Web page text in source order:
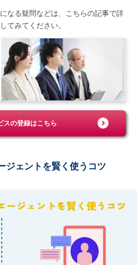
なる疑問などは、こちらの記事で詳
てみてください。
スの登録はこちら
ジェントを賢く使うコツ